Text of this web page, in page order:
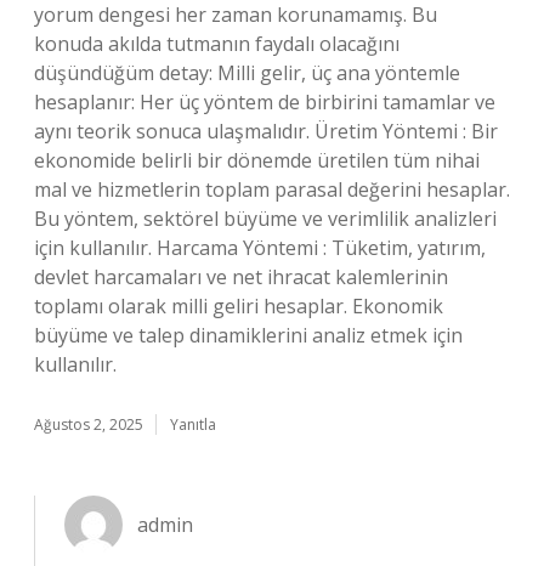
yorum dengesi her zaman korunamamış. Bu
konuda akılda tutmanın faydalı olacağını
düşündüğüm detay: Milli gelir, üç ana yöntemle
hesaplanır: Her üç yöntem de birbirini tamamlar ve
aynı teorik sonuca ulaşmalıdır. Üretim Yöntemi : Bir
ekonomide belirli bir dönemde üretilen tüm nihai
mal ve hizmetlerin toplam parasal değerini hesaplar.
Bu yöntem, sektörel büyüme ve verimlilik analizleri
için kullanılır. Harcama Yöntemi : Tüketim, yatırım,
devlet harcamaları ve net ihracat kalemlerinin
toplamı olarak milli geliri hesaplar. Ekonomik
büyüme ve talep dinamiklerini analiz etmek için
kullanılır.
Ağustos 2, 2025 Yanıtla
admin